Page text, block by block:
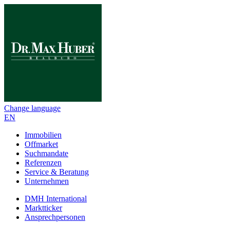
Change language
EN
Immobilien
Offmarket
Suchmandate
Referenzen
Service & Beratung
Unternehmen
DMH International
Marktticker
Ansprechpersonen